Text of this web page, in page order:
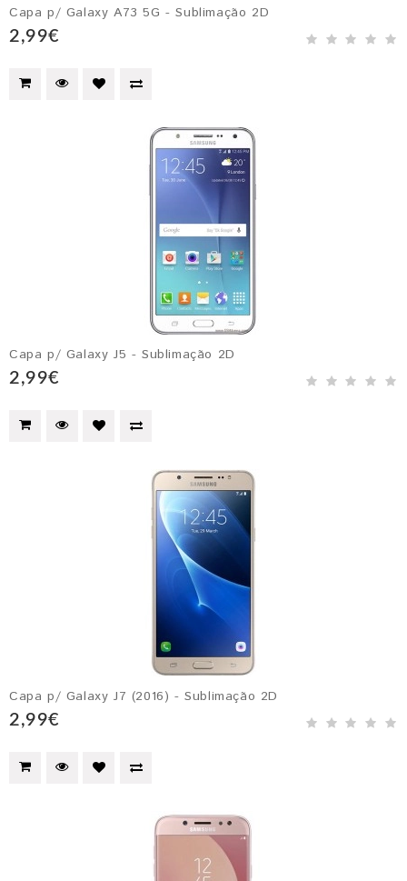
Capa p/ Galaxy A73 5G - Sublimação 2D
2,99€
Capa p/ Galaxy J5 - Sublimação 2D
2,99€
Capa p/ Galaxy J7 (2016) - Sublimação 2D
2,99€